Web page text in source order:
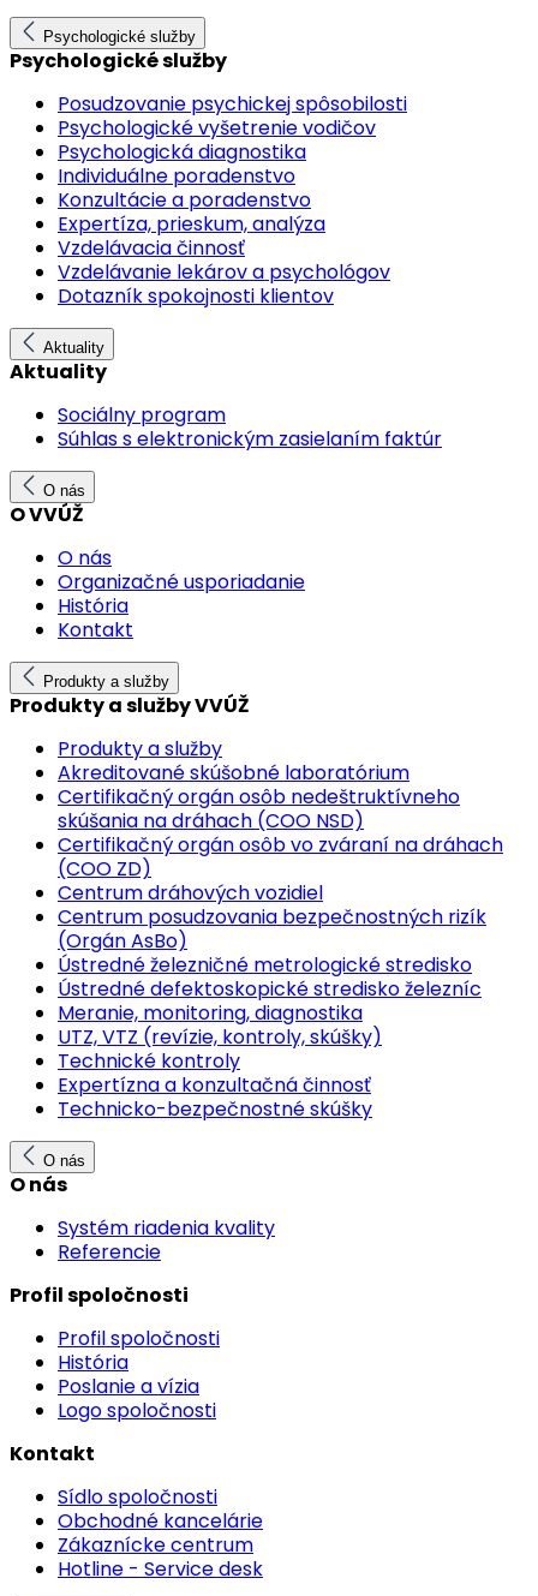
Psychologické služby
Psychologické služby
Posudzovanie psychickej spôsobilosti
Psychologické vyšetrenie vodičov
Psychologická diagnostika
Individuálne poradenstvo
Konzultácie a poradenstvo
Expertíza, prieskum, analýza
Vzdelávacia činnosť
Vzdelávanie lekárov a psychológov
Dotazník spokojnosti klientov
Aktuality
Aktuality
Sociálny program
Súhlas s elektronickým zasielaním faktúr
O nás
O VVÚŽ
O nás
Organizačné usporiadanie
História
Kontakt
Produkty a služby
Produkty a služby VVÚŽ
Produkty a služby
Akreditované skúšobné laboratórium
Certifikačný orgán osôb nedeštruktívneho
skúšania na dráhach (COO NSD)
Certifikačný orgán osôb vo zváraní na dráhach
(COO ZD)
Centrum dráhových vozidiel
Centrum posudzovania bezpečnostných rizík
(Orgán AsBo)
Ústredné železničné metrologické stredisko
Ústredné defektoskopické stredisko železníc
Meranie, monitoring, diagnostika
UTZ, VTZ (revízie, kontroly, skúšky)
Technické kontroly
Expertízna a konzultačná činnosť
Technicko-bezpečnostné skúšky
O nás
O nás
Systém riadenia kvality
Referencie
Profil spoločnosti
Profil spoločnosti
História
Poslanie a vízia
Logo spoločnosti
Kontakt
Sídlo spoločnosti
Obchodné kancelárie
Zákaznícke centrum
Hotline - Service desk